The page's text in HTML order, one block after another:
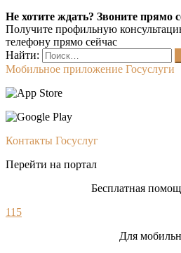
Не хотите ждать? Звоните прямо
Получите профильную
телефону прямо сейчас
Найти:
Мобильное приложение Госуслуги
Контакты Госуслуг
Перейти на портал
Бесплатная
115
Для